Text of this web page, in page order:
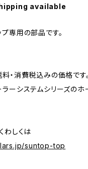
available
専用の部品です。
・消費税込みの価格です。
ーシステムシリーズの
わしくは
suntop-top